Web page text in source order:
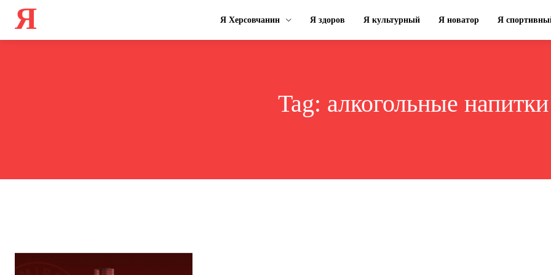
Я Я Херсовчанин Я здоров Я культурный Я новатор Я
Tag: алкогольные напитки